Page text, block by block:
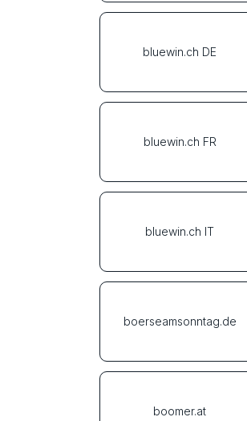
bluewin.ch DE
bluewin.ch FR
bluewin.ch IT
boerseamsonntag.de
boomer.at